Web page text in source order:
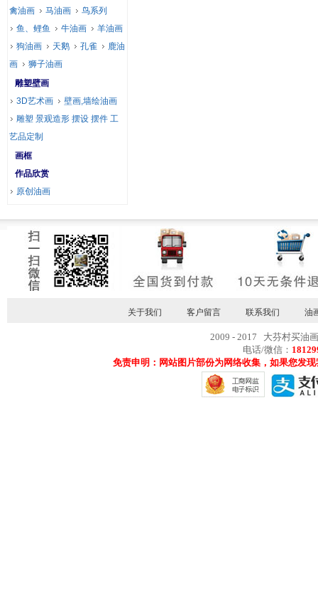
禽油画
马油画
鸟系列
鱼、鲤鱼
牛油画
羊油画
狗油画
天鹅 孔雀
鹿油
画
狮子油画
雕塑壁画
3D艺术画
壁画,墙绘油画
雕塑 景观造形 摆设 摆件 工
艺品定制
画框
作品欣赏
原创油画
关于我们 客户留言 联系我们 油
2009 - 2017 大芬村买油
电话/微信：
免责申明：网站图片部份为网络收集，如果您发